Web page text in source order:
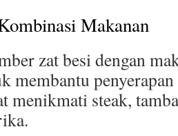
Makanan
zat besi dengan
membantu
menikmati steak,